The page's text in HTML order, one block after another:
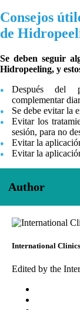
Consejos
de
Se deben seguir
Hidropeeling, y
Después del
complementar
Se debe evitar la
Evitar los
sesión, para no
Evitar la
Evitar la
Author
International Clinics
Edited by the